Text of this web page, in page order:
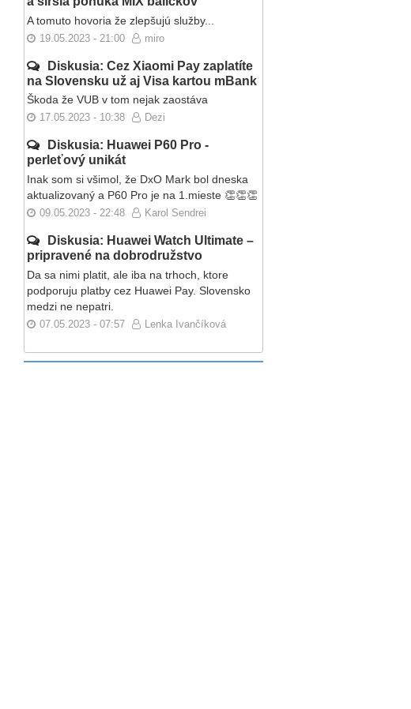
A tomuto hovoria že zlepšujú služby...
19.05.2023 - 21:00 miro
Diskusia: Cez Xiaomi Pay zaplatíte
na Slovensku už aj Visa kartou mBank
Škoda že VUB v tom nejak zaostáva
17.05.2023 - 10:38 Dezi
Diskusia: Huawei P60 Pro -
perleťový unikát
Inak som si všimol, že DxO Mark bol dneska
aktualizovaný a P60 Pro je na 1.mieste 👏👏👏
09.05.2023 - 22:48 Karol Sendrei
Diskusia: Huawei Watch Ultimate –
pripravené na dobrodružstvo
Da sa nimi platit, ale iba na trhoch, ktore
podporuju platby cez Huawei Pay. Slovensko
medzi ne nepatri.
07.05.2023 - 07:57 Lenka Ivančíková